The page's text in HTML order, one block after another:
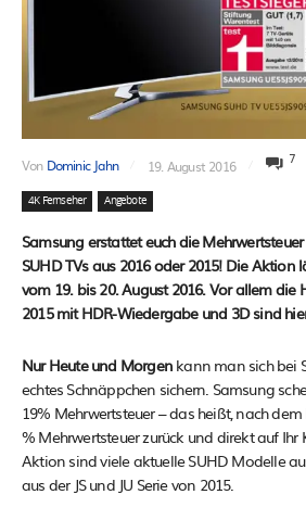
Von Dominic Jahn 19. August 2016 7
4K Fernseher Angebote
Samsung erstattet euch die
SUHD TVs aus 2016 oder 2015! Die Aktion
vom 19. bis 20. August 2016. Vor allem die
2015 mit HDR-Wiedergabe und 3D sind
Nur Heute und Morgen kann man sich bei
echtes Schnäppchen sichern. Samsung
19% Mehrwertsteuer – das heißt, nach
% Mehrwertsteuer zurück und direkt auf Ihr
Aktion sind viele aktuelle SUHD Modelle
aus der JS und JU Serie von 2015.